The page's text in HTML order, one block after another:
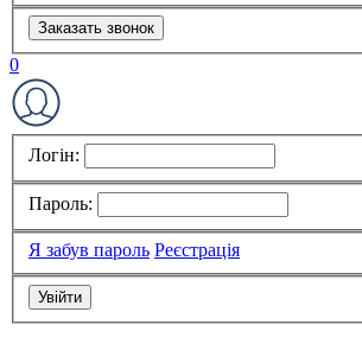
Заказать звонок
0
Логін:
Пароль:
Я забув пароль Реєстрація